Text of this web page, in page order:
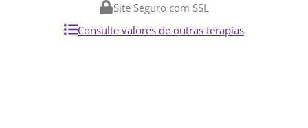
Site Seguro com SSL
Consulte valores de outras terapias